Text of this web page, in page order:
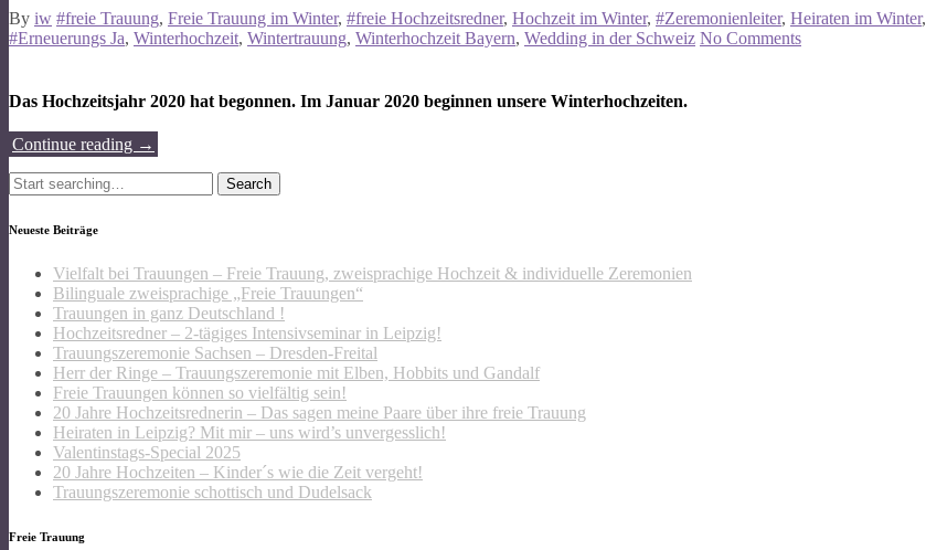
By iw #freie Trauung, Freie Trauung im Winter, #freie Hochzeitsredner, Hochzeit im Winter, #Zeremonienleiter, Heiraten im Winter,
#Erneuerungs Ja, Winterhochzeit, Wintertrauung, Winterhochzeit Bayern, Wedding in der Schweiz No Comments
Das Hochzeitsjahr 2020 hat begonnen. Im Januar 2020 beginnen unsere Winterhochzeiten.
Continue reading →
Search
for:
Neueste Beiträge
Vielfalt bei Trauungen – Freie Trauung, zweisprachige Hochzeit & individuelle Zeremonien
Bilinguale zweisprachige „Freie Trauungen“
Trauungen in ganz Deutschland !
Hochzeitsredner – 2-tägiges Intensivseminar in Leipzig!
Trauungszeremonie Sachsen – Dresden-Freital
Herr der Ringe – Trauungszeremonie mit Elben, Hobbits und Gandalf
Freie Trauungen können so vielfältig sein!
20 Jahre Hochzeitsrednerin – Das sagen meine Paare über ihre freie Trauung
Heiraten in Leipzig? Mit mir – uns wird’s unvergesslich!
Valentinstags-Special 2025
20 Jahre Hochzeiten – Kinder´s wie die Zeit vergeht!
Trauungszeremonie schottisch und Dudelsack
Freie Trauung